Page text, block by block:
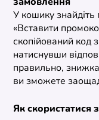
замовлення
У кошику
«Вставити
скопійований код
натиснувши
правильно,
ви зможете
Як скористатися